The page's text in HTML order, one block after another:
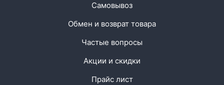
Самовывоз
Обмен и возврат товара
Частые вопросы
Акции и скидки
Прайс лист